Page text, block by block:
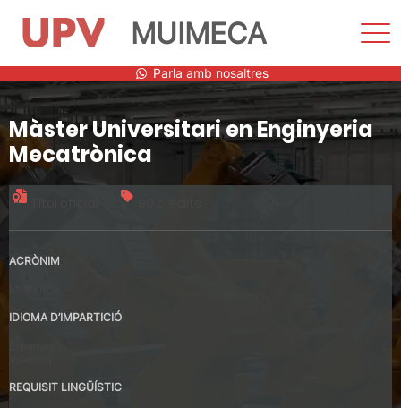
al
contingut
MUIMECA
Parla amb nosaltres
Màster Universitari en Enginyeria
Mecatrònica
ACRÒNIM
IDIOMA D’IMPARTICIÓ
REQUISIT LINGÜÍSTIC